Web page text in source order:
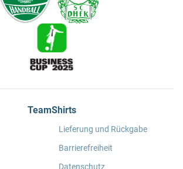
TeamShirts
Lieferung und Rückgabe
Barrierefreiheit
Datenschutz